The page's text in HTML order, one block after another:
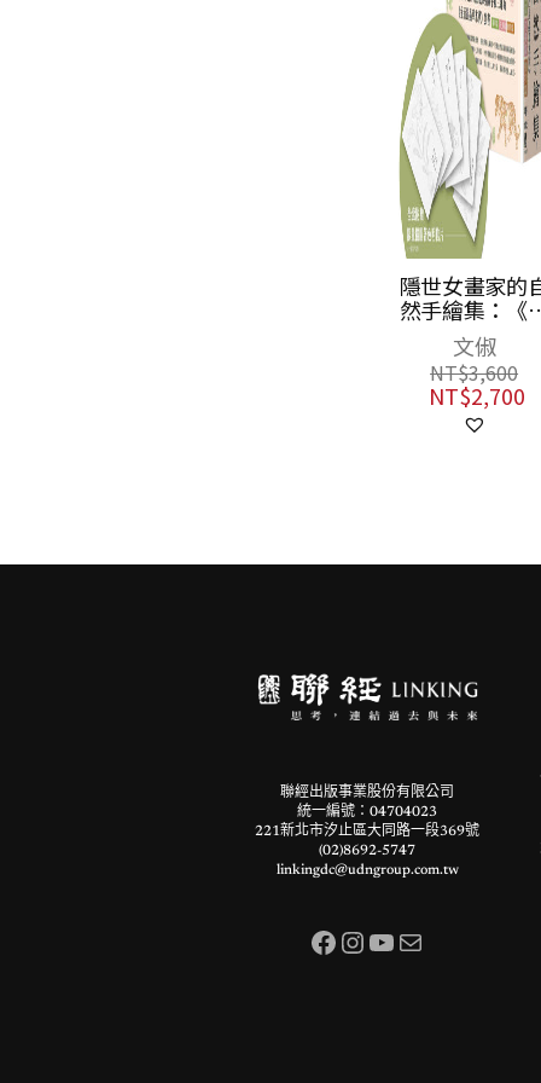
隱世女畫家的
然手繪集：《
石昆蟲草木狀
藥草篇＋花果
＋動物篇（全
冊）
文俶
NT$3,600
NT$2,700
聯經出版事業股份有限公司
統一編號：04704023
221新北市汐止區大同路一段369號
(02)8692-5747
linkingdc@udngroup.com.tw
Facebook InstagramYouTube 電子郵件